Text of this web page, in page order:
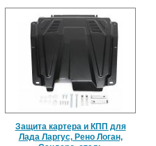
Защита картера и КПП для
Лада Ларгус, Рено Логан,